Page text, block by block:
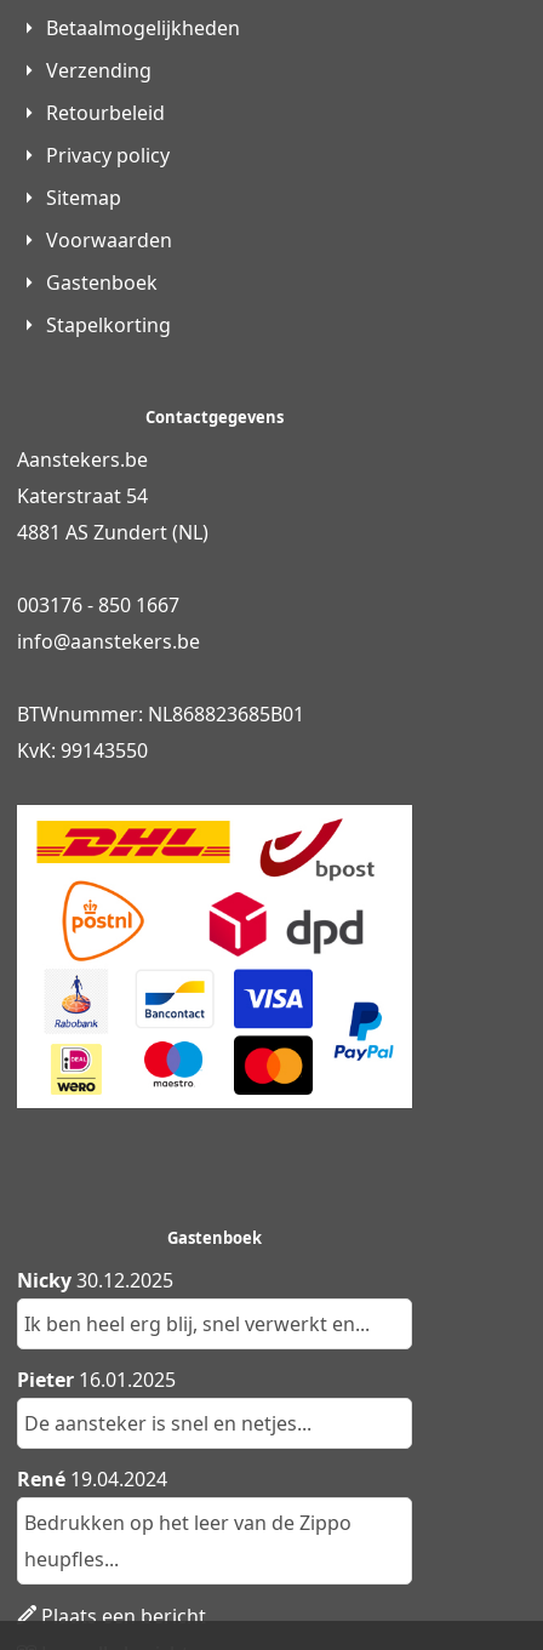
Betaalmogelijkheden
Verzending
Retourbeleid
Privacy policy
Sitemap
Voorwaarden
Gastenboek
Stapelkorting
Contactgegevens
Aanstekers.be
Katerstraat 54
4881 AS Zundert (NL)
003176 - 850 1667
info@aanstekers.be
BTWnummer: NL868823685B01
KvK: 99143550
Gastenboek
Nicky30.12.2025
Ik ben heel erg blij, snel verwerkt en...
Pieter 16.01.2025
De aansteker is snel en netjes...
René 19.04.2024
Bedrukken op het leer van de Zippo
heupfles...
Plaats een bericht